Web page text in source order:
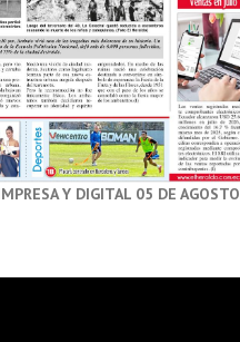
Y DIGITAL 05 DE AGOSTO